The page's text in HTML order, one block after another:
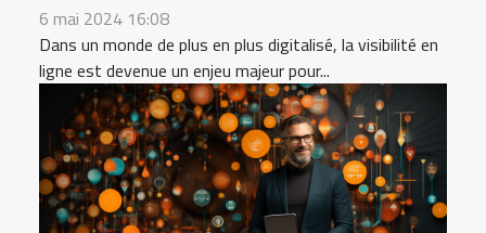
6 mai 2024 16:08
Dans un monde de plus en plus digitalisé, la visibilité en
ligne est devenue un enjeu majeur pour...